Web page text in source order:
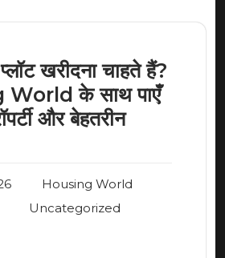
खरीदना चाहते हैं?
के साथ पाएँ
और बेहतरीन
Housing World
Uncategorized